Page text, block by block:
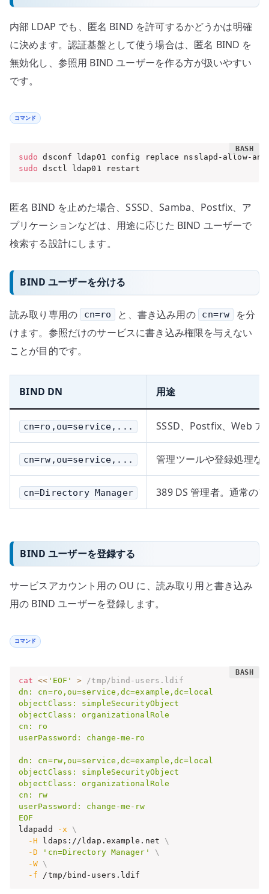
内部 LDAP でも、匿名 BIND を許可するかどうかは明確
に決めます。認証基盤として使う場合は、匿名 BIND を
無効化し、参照用 BIND ユーザーを作る方が扱いやすい
です。
コマンド
sudo dsconf ldap01 config replace nsslapd-allow-
sudo dsctl ldap01 restart
匿名 BIND を止めた場合、SSSD、Samba、Postfix、ア
プリケーションなどは、用途に応じた BIND ユーザーで
検索する設計にします。
BIND ユーザーを分ける
読み取り専用の cn=ro と、書き込み用の cn=rw
を分
けます。参照だけのサービスに書き込み権限を与えない
ことが目的です。
BIND DN 用途
cn=ro,ou=service,... SSSD、Postfix、Web ア
cn=rw,ou=service,... 管理ツールや登録処理な
cn=Directory Manager 389 DS 管理者。通常の
BIND ユーザーを登録する
サービスアカウント用の OU に、読み取り用と書き込み
用の BIND ユーザーを登録します。
コマンド
cat << 'EOF' > /tmp/bind-users.ldif
dn: cn=ro,ou=service,dc=example,dc=local
objectClass: simpleSecurityObject
objectClass: organizationalRole
cn: ro
userPassword: change-me-ro
dn: cn=rw,ou=service,dc=example,dc=local
objectClass: simpleSecurityObject
objectClass: organizationalRole
cn: rw
userPassword: change-me-rw
EOF
ldapadd
-x
\
-H ldaps://ldap.example.net \
-D
'cn=Directory Manager'
\
-W \
-f /tmp/bind-users.ldif